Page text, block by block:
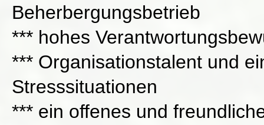
Beherbergungsbetrieb
*** hohes
*** Organisationstalent und
Stresssituationen
*** ein offenes und